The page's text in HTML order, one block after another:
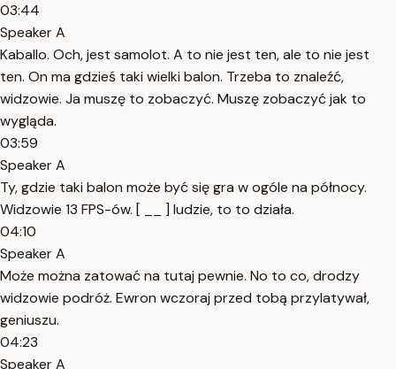
03:44
Speaker A
Kaballo. Och, jest samolot. A to nie jest ten, ale to nie jest
ten. On ma gdzieś taki wielki balon. Trzeba to znaleźć,
widzowie. Ja muszę to zobaczyć. Muszę zobaczyć jak to
wygląda.
03:59
Speaker A
Ty, gdzie taki balon może być się gra w ogóle na północy.
Widzowie 13 FPS-ów. [ __ ] ludzie, to to działa.
04:10
Speaker A
Może można zatować na tutaj pewnie. No to co, drodzy
widzowie podróż. Ewron wczoraj przed tobą przylatywał,
geniuszu.
04:23
Speaker A